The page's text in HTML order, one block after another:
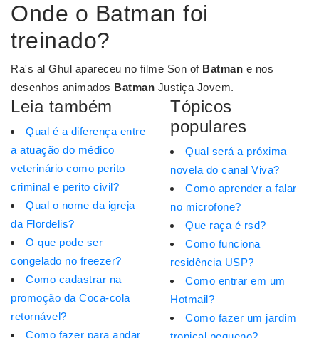
Onde o Batman foi
treinado?
Ra's al Ghul apareceu no filme Son of Batman e nos
desenhos animados Batman Justiça Jovem.
Leia também
Qual é a diferença entre
a atuação do médico
veterinário como perito
criminal e perito civil?
Qual o nome da igreja
da Flordelis?
O que pode ser
congelado no freezer?
Como cadastrar na
promoção da Coca-cola
retornável?
Como fazer para andar
Tópicos
populares
Qual será a próxima
novela do canal Viva?
Como aprender a falar
no microfone?
Que raça é rsd?
Como funciona
residência USP?
Como entrar em um
Hotmail?
Como fazer um jardim